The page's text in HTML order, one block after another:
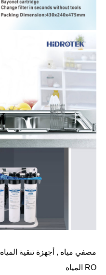
مصفي مياه , أجهزة تنقية المياه
المياه RO